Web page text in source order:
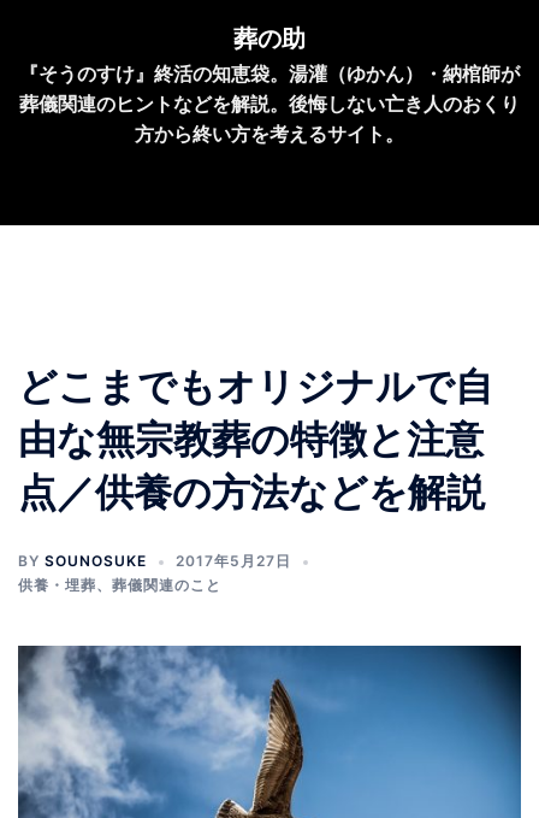
葬の助
『そうのすけ』終活の知恵袋。湯灌（ゆかん）・納棺師が
葬儀関連のヒントなどを解説。後悔しない亡き人のおくり
方から終い方を考えるサイト。
どこまでもオリジナルで自
由な無宗教葬の特徴と注意
点／供養の方法などを解説
BY SOUNOSUKE
2017年5月27日
供養・埋葬、 葬儀関連のこと